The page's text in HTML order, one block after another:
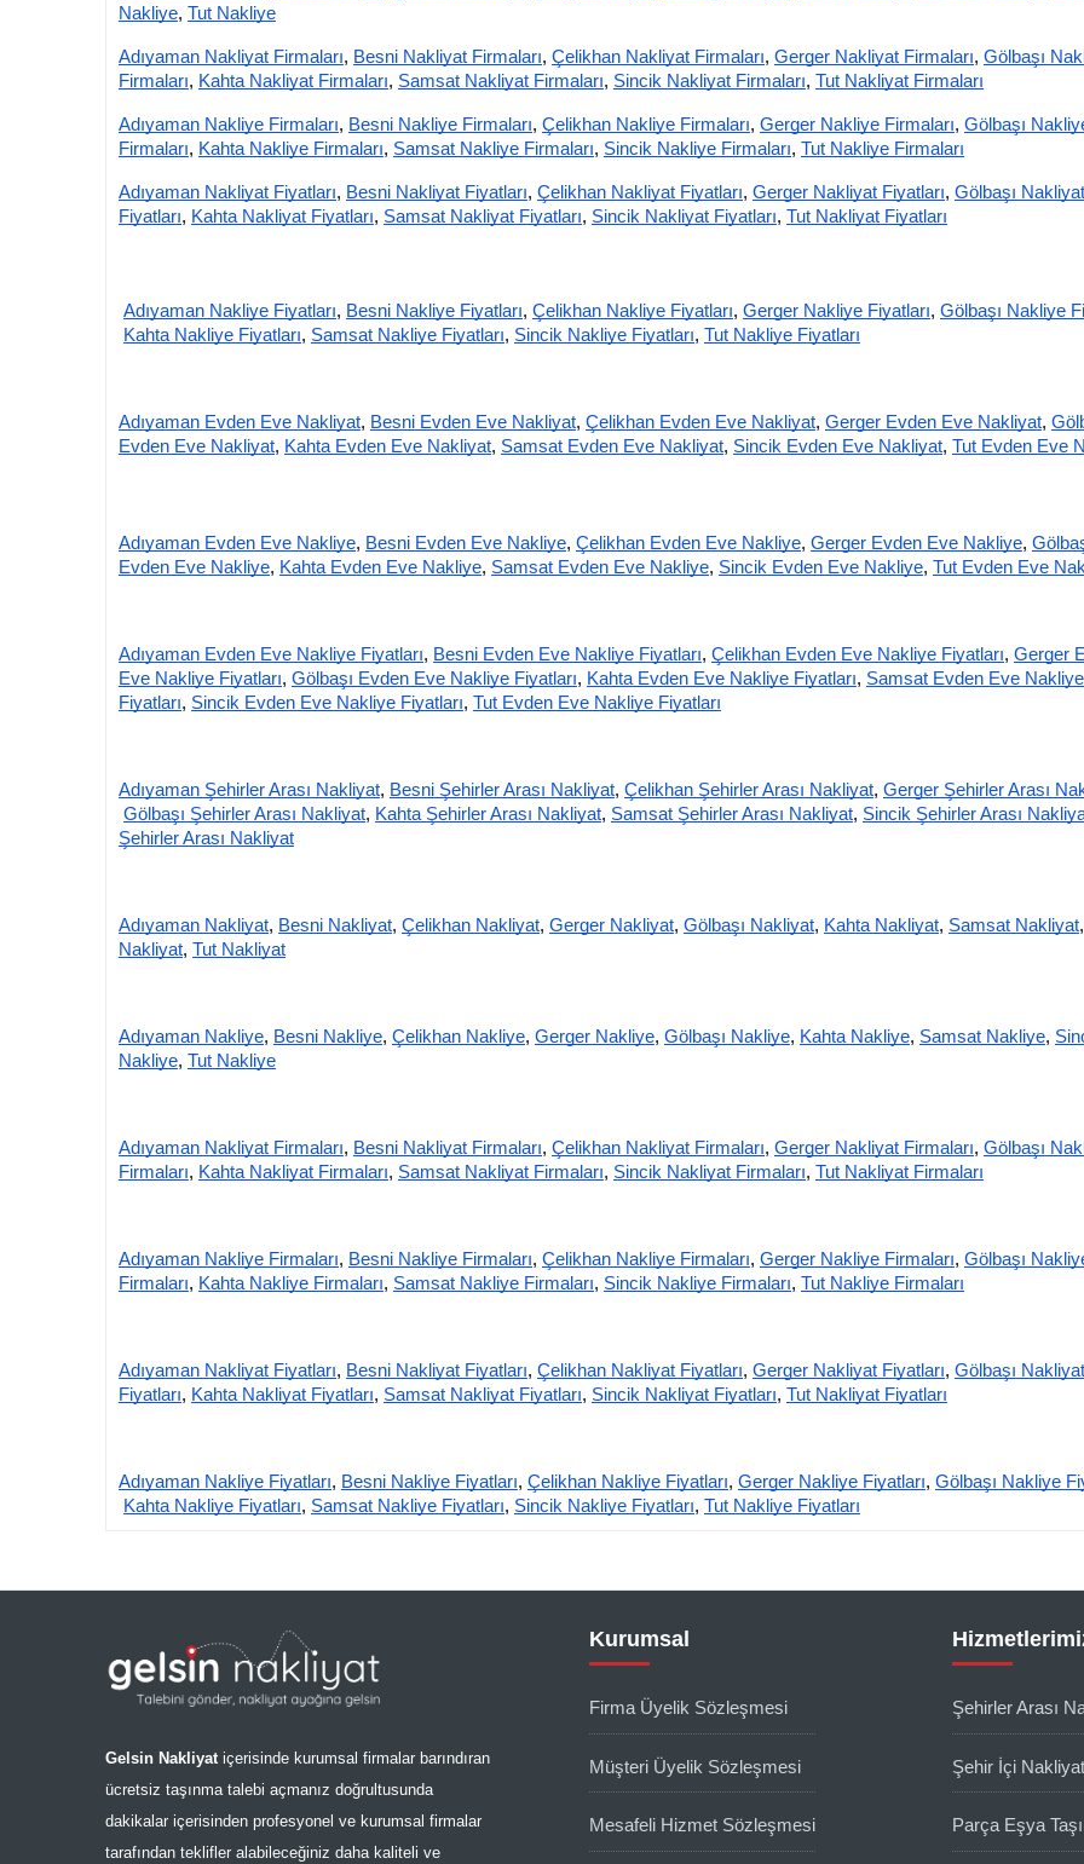
Nakliye, Tut Nakliye
Adıyaman Nakliyat Firmaları, Besni Nakliyat Firmaları, Çelikhan Nakliyat Firmaları, Gerger Nakliyat Firmaları, Gölbaşı
Firmaları, Kahta Nakliyat Firmaları, Samsat Nakliyat Firmaları, Sincik Nakliyat Firmaları, Tut Nakliyat Firmaları
Adıyaman Nakliye Firmaları, Besni Nakliye Firmaları, Çelikhan Nakliye Firmaları, Gerger Nakliye Firmaları, Gölbaşı
Firmaları, Kahta Nakliye Firmaları, Samsat Nakliye Firmaları, Sincik Nakliye Firmaları, Tut Nakliye Firmaları
Adıyaman Nakliyat Fiyatları, Besni Nakliyat Fiyatları, Çelikhan Nakliyat Fiyatları, Gerger Nakliyat Fiyatları, Gölbaşı Nakliyat
Fiyatları, Kahta Nakliyat Fiyatları, Samsat Nakliyat Fiyatları, Sincik Nakliyat Fiyatları, Tut Nakliyat Fiyatları
Adıyaman Nakliye Fiyatları, Besni Nakliye Fiyatları, Çelikhan Nakliye Fiyatları, Gerger Nakliye Fiyatları, Gölbaşı Nakliye
Kahta Nakliye Fiyatları, Samsat Nakliye Fiyatları, Sincik Nakliye Fiyatları, Tut Nakliye Fiyatları
Adıyaman Evden Eve Nakliyat, Besni Evden Eve Nakliyat, Çelikhan Evden Eve Nakliyat, Gerger Evden Eve Nakliyat,
Evden Eve Nakliyat, Kahta Evden Eve Nakliyat, Samsat Evden Eve Nakliyat, Sincik Evden Eve Nakliyat, Tut Evden Eve
Adıyaman Evden Eve Nakliye, Besni Evden Eve Nakliye, Çelikhan Evden Eve Nakliye, Gerger Evden Eve Nakliye,
Evden Eve Nakliye, Kahta Evden Eve Nakliye, Samsat Evden Eve Nakliye, Sincik Evden Eve Nakliye, Tut Evden Eve
Adıyaman Evden Eve Nakliye Fiyatları, Besni Evden Eve Nakliye Fiyatları, Çelikhan Evden Eve Nakliye Fiyatları, Gerger
Eve Nakliye Fiyatları, Gölbaşı Evden Eve Nakliye Fiyatları, Kahta Evden Eve Nakliye Fiyatları, Samsat Evden Eve Nakliye
Fiyatları, Sincik Evden Eve Nakliye Fiyatları, Tut Evden Eve Nakliye Fiyatları
Adıyaman Şehirler Arası Nakliyat, Besni Şehirler Arası Nakliyat, Çelikhan Şehirler Arası Nakliyat, Gerger Şehirler Arası
Gölbaşı Şehirler Arası Nakliyat, Kahta Şehirler Arası Nakliyat, Samsat Şehirler Arası Nakliyat, Sincik Şehirler Arası
Şehirler Arası Nakliyat
Adıyaman Nakliyat, Besni Nakliyat, Çelikhan Nakliyat, Gerger Nakliyat, Gölbaşı Nakliyat, Kahta Nakliyat, Samsat Nakliyat,
Nakliyat, Tut Nakliyat
Adıyaman Nakliye, Besni Nakliye, Çelikhan Nakliye, Gerger Nakliye, Gölbaşı Nakliye, Kahta Nakliye, Samsat Nakliye,
Nakliye, Tut Nakliye
Adıyaman Nakliyat Firmaları, Besni Nakliyat Firmaları, Çelikhan Nakliyat Firmaları, Gerger Nakliyat Firmaları, Gölbaşı
Firmaları, Kahta Nakliyat Firmaları, Samsat Nakliyat Firmaları, Sincik Nakliyat Firmaları, Tut Nakliyat Firmaları
Adıyaman Nakliye Firmaları, Besni Nakliye Firmaları, Çelikhan Nakliye Firmaları, Gerger Nakliye Firmaları, Gölbaşı
Firmaları, Kahta Nakliye Firmaları, Samsat Nakliye Firmaları, Sincik Nakliye Firmaları, Tut Nakliye Firmaları
Adıyaman Nakliyat Fiyatları, Besni Nakliyat Fiyatları, Çelikhan Nakliyat Fiyatları, Gerger Nakliyat Fiyatları, Gölbaşı Nakliyat
Fiyatları, Kahta Nakliyat Fiyatları, Samsat Nakliyat Fiyatları, Sincik Nakliyat Fiyatları, Tut Nakliyat Fiyatları
Adıyaman Nakliye Fiyatları, Besni Nakliye Fiyatları, Çelikhan Nakliye Fiyatları, Gerger Nakliye Fiyatları, Gölbaşı Nakliye
Kahta Nakliye Fiyatları, Samsat Nakliye Fiyatları, Sincik Nakliye Fiyatları, Tut Nakliye Fiyatları
Gelsin Nakliyatiçerisinde kurumsal firmalar barındıran
ücretsiz taşınma talebi açmanız doğrultusunda
dakikalar içerisinden profesyonel ve kurumsal firmalar
tarafından teklifler alabileceğiniz daha kaliteli ve
Kurumsal
Firma Üyelik Sözleşmesi
Müşteri Üyelik Sözleşmesi
Mesafeli Hizmet Sözleşmesi
Şehirler Arası
Şehir İçi Nakliyat
Parça Eşya